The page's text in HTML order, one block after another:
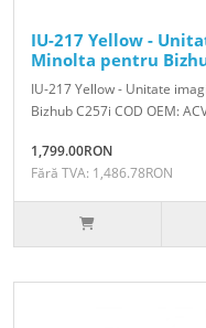
IU-217 Yellow -
Minolta pentru
IU-217 Yellow - Unitate
Bizhub C257i COD OEM:
1,799.00RON
Fără TVA: 1,486.78RON